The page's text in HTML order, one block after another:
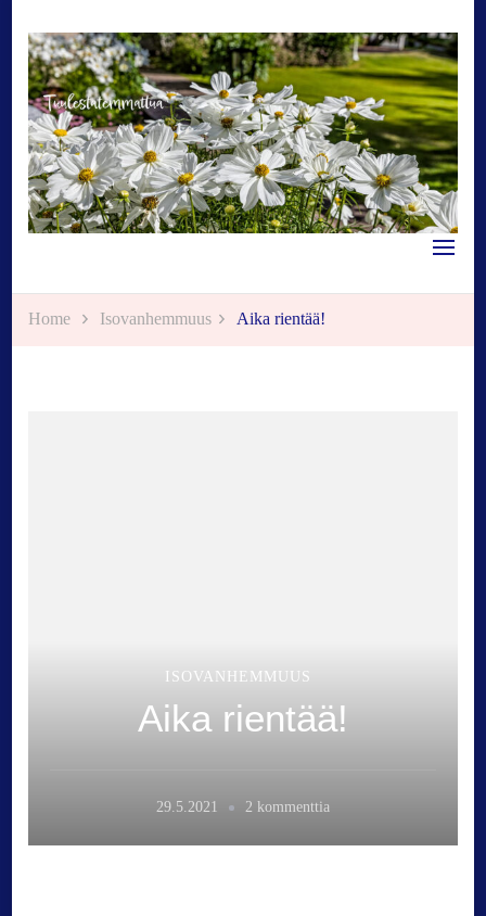
Tuulestatemmattua
Home Isovanhemmuus Aika rientää!
ISOVANHEMMUUS
Aika rientää!
29.5.2021 2 kommenttia